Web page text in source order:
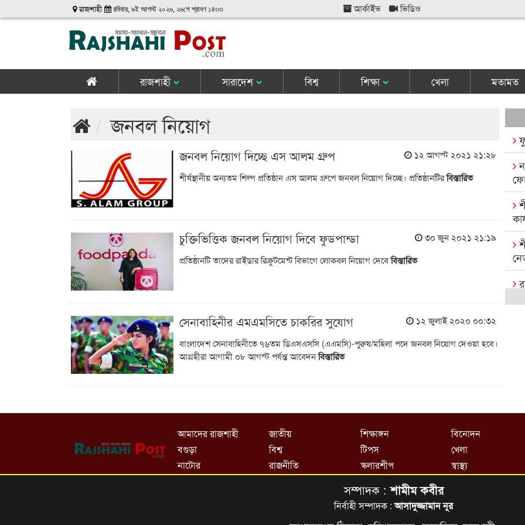
রাজশাহী রবিবার, ৯ই আগস্ট ২০২৬, ২৬শে শ্রাবণ ১৪৩৩ আর্কাইভ ভিডিও
রাজশাহী সারাদেশ বিশ্ব শিক্ষা খেলা মতামত
জনবল নিয়োগ
জনবল নিয়োগ দিচ্ছে এস আলম গ্রুপ
১২ আগস্ট ২০২১ ২১:২৮
শীর্ষস্থানীয় অন্যতম শিল্প প্রতিষ্ঠান এস আলম গ্রুপে জনবল নিয়োগ দিচ্ছে। প্রতিষ্ঠানটিরবিস্তারিত
চুক্তিভিত্তিক জনবল নিয়োগ দিবে ফুডপান্ডা
৩০ জুন ২০২১ ২১:১৯
প্রতিষ্ঠানটি তাদের রাইডার রিক্রুটমেন্ট বিভাগে লোকবল নিয়োগ দেবেবিস্তারিত
সেনাবাহিনীর এমএমসিতে চাকরির সুযোগ
১২ জুলাই ২০২০ ০০:৩২
বাংলাদেশ সেনাবাহিনীতে ৭৬তম ডিএসএসসি (এএমসি)-পুরুষ/মহিলা পদে জনবল নিয়োগ দেওয়া হবে।
আগ্রহীরা আগামী ০৮ আগস্ট পর্যন্ত আবেদনবিস্তারিত
আমাদের রাজশাহী
বগুড়া
নাটোর
জাতীয়
বিশ্ব
রাজনীতি
শিক্ষাঙ্গন
টিপস
স্কলারশীপ
বিনোদন
খেলা
স্বাস্থ্য
সম্পাদক : শামীম কবীর
নির্বাহী সম্পাদক :আসাদুজ্জামান নূর